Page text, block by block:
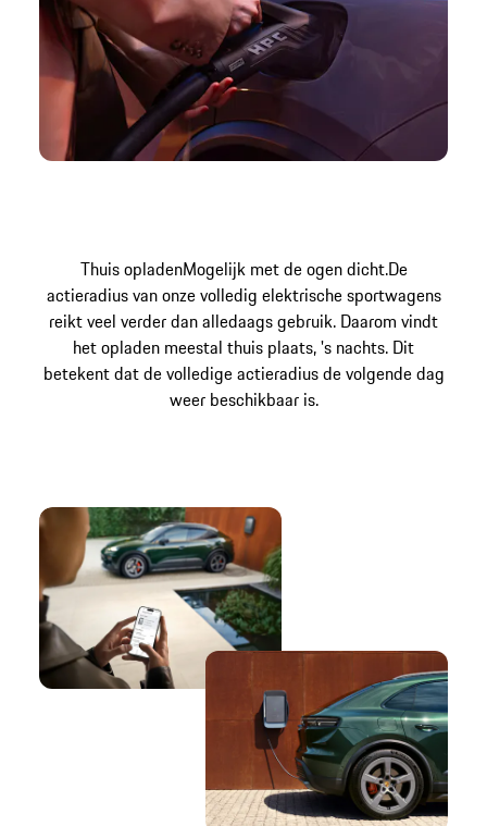
Thuis opladenMogelijk met de ogen dicht.De
actieradius van onze volledig elektrische sportwagens
reikt veel verder dan alledaags gebruik. Daarom vindt
het opladen meestal thuis plaats, 's nachts. Dit
betekent dat de volledige actieradius de volgende dag
weer beschikbaar is.